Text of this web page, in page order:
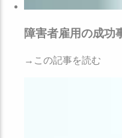
障害者雇用の成功
→この記事を読む